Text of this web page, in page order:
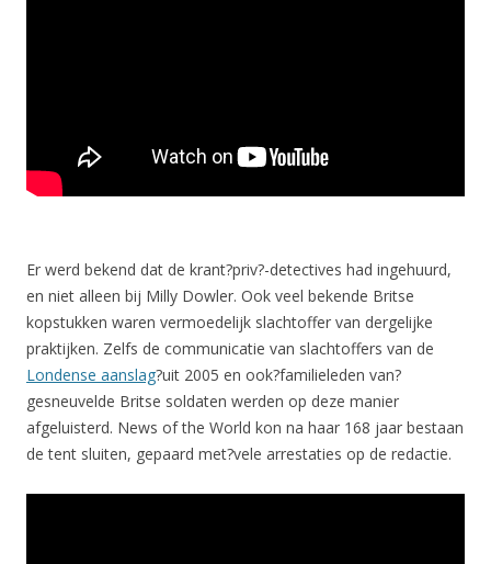
Er werd bekend dat de krant?priv?-detectives had ingehuurd,
en niet alleen bij Milly Dowler. Ook veel bekende Britse
kopstukken waren vermoedelijk slachtoffer van dergelijke
praktijken. Zelfs de communicatie van slachtoffers van de
Londense aanslag?uit 2005 en ook?familieleden van?
gesneuvelde Britse soldaten werden op deze manier
afgeluisterd. News of the World kon na haar 168 jaar bestaan
de tent sluiten, gepaard met?vele arrestaties op de redactie.